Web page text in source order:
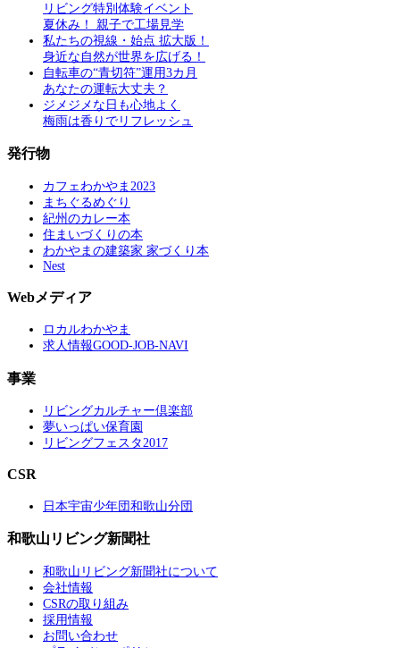
リビング特別体験イベント
夏休み！ 親子で工場見学
私たちの視線・始点 拡大版！
身近な自然が世界を広げる！
自転車の“青切符”運用3カ月
あなたの運転大丈夫？
ジメジメな日も心地よく
梅雨は香りでリフレッシュ
発行物
カフェわかやま2023
まちぐるめぐり
紀州のカレー本
住まいづくりの本
わかやまの建築家 家づくり本
Nest
Webメディア
ロカルわかやま
求人情報GOOD-JOB-NAVI
事業
リビングカルチャー倶楽部
夢いっぱい保育園
リビングフェスタ2017
CSR
日本宇宙少年団和歌山分団
和歌山リビング新聞社
和歌山リビング新聞社について
会社情報
CSRの取り組み
採用情報
お問い合わせ